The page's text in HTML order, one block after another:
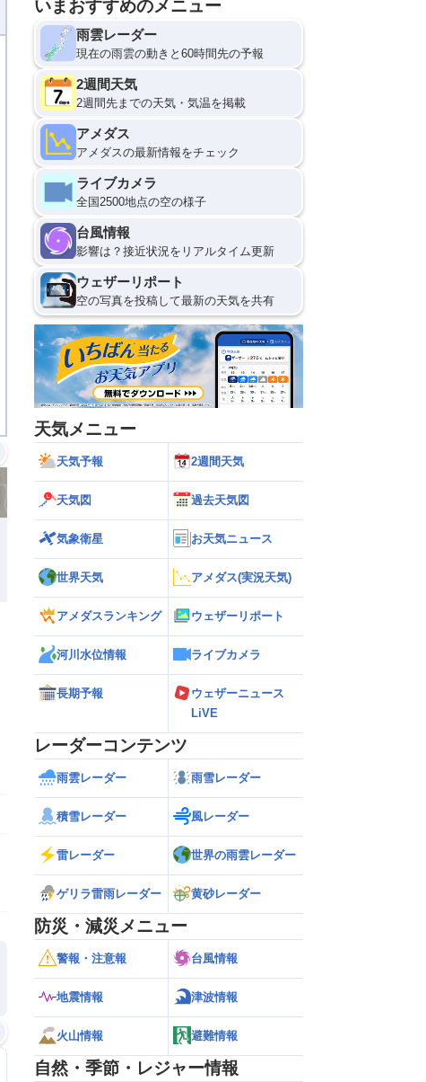
いまおすすめのメニュー
雨雲レーダー
現在の雨雲の動きと60時間先の予報
2週間天気
2週間先までの天気・気温を掲載
アメダス
アメダスの最新情報をチェック
ライブカメラ
全国2500地点の空の様子
台風情報
影響は？接近状況をリアルタイム更新
ウェザーリポート
空の写真を投稿して最新の天気を共有
天気メニュー
天気予報 2週間天気
天気図 過去天気図
気象衛星 お天気ニュース
世界天気 アメダス(実況天気)
アメダスランキング ウェザーリポート
河川水位情報 ライブカメラ
長期予報
ウェザーニュース
LiVE
レーダーコンテンツ
雨雲レーダー 雨雪レーダー
積雪レーダー 風レーダー
雷レーダー 世界の雨雲レーダー
ゲリラ雷雨レーダー 黄砂レーダー
防災・減災メニュー
警報・注意報 台風情報
地震情報 津波情報
火山情報 避難情報
自然・季節・レジャー情報